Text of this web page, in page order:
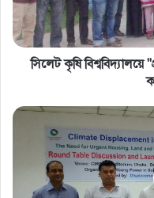
সিলেট কৃষি বিশ্ববিদ্যালয়ে